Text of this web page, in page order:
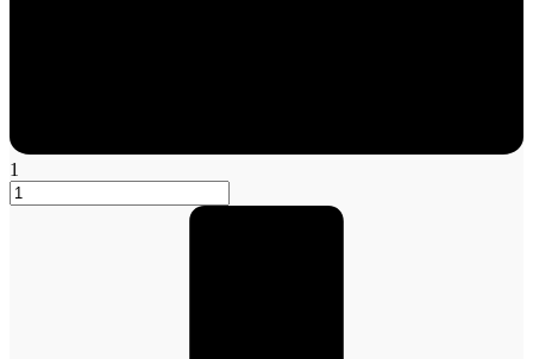
1